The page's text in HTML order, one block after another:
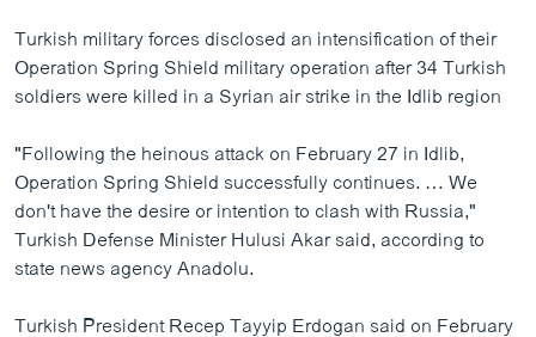
Turkish military forces disclosed an intensification of their
Operation Spring Shield military operation after 34 Turkish
soldiers were killed in a Syrian air strike in the Idlib region
"Following the heinous attack on February 27 in Idlib,
Operation Spring Shield successfully continues. … We
don't have the desire or intention to clash with Russia,"
Turkish Defense Minister Hulusi Akar said, according to
state news agency Anadolu.
Turkish President Recep Tayyip Erdogan said on February